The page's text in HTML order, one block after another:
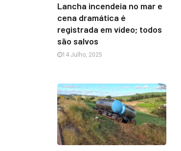
Lancha incendeia no mar e
cena dramática é
registrada em vídeo; todos
são salvos
14 Julho, 2025